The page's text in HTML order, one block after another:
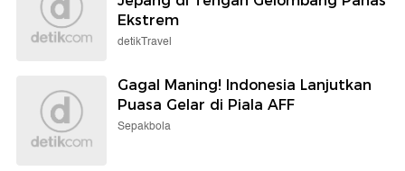
Ekstrem
detikTravel
Gagal Maning! Indonesia Lanjutkan
Puasa Gelar di Piala AFF
Sepakbola